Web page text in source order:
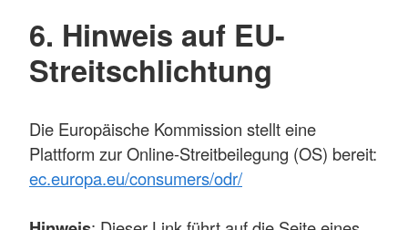
6. Hinweis auf EU-
Streitschlichtung
Die Europäische Kommission stellt eine
Plattform zur Online-Streitbeilegung (OS) bereit:
ec.europa.eu/consumers/odr/